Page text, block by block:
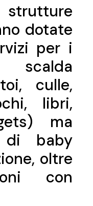
dotate
per i
scalda
culle,
libri,
ma
di baby
oltre
con